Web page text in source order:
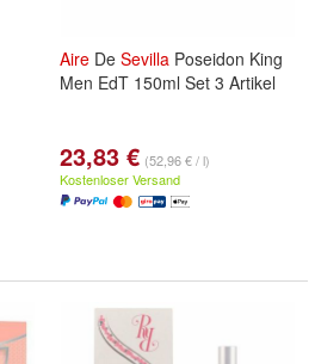
Aire De Sevilla Poseidon King
Men EdT 150ml Set 3 Artikel
23,83 € (52,96 € / l)
Kostenloser Versand